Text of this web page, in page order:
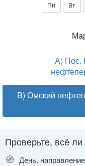
Пн Вт
A) Пос.
B) Омский
Проверьте, всё
🧭 День,